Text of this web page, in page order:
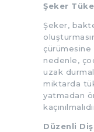
Şeker
Şeker,
çürümesine
nedenle,
uzak
miktarda
yatmadan
Düzenli